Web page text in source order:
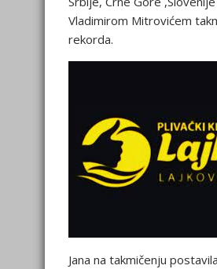
Vladimirom Mitrovićem
rekorda.
Jana na takmičenju